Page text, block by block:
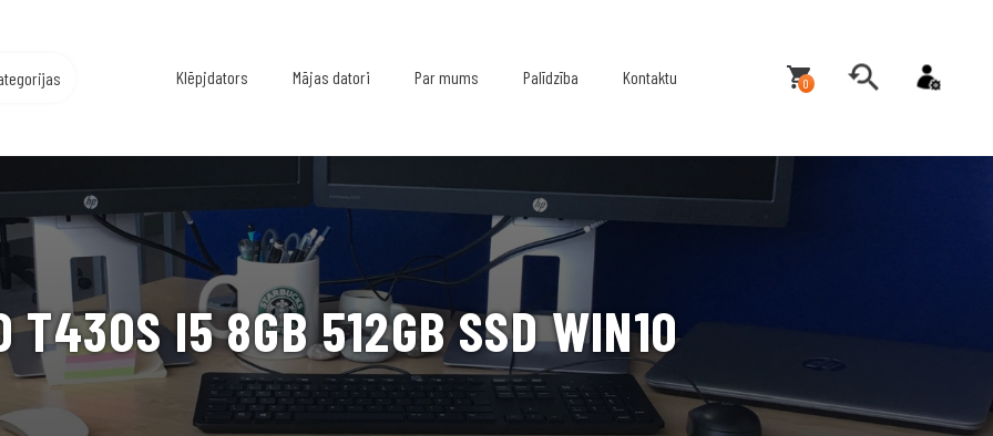
Klēpjdators Mājas datori Par mums Palīdzība Kontaktu 0
T430S I5 8GB 512GB SSD WIN10